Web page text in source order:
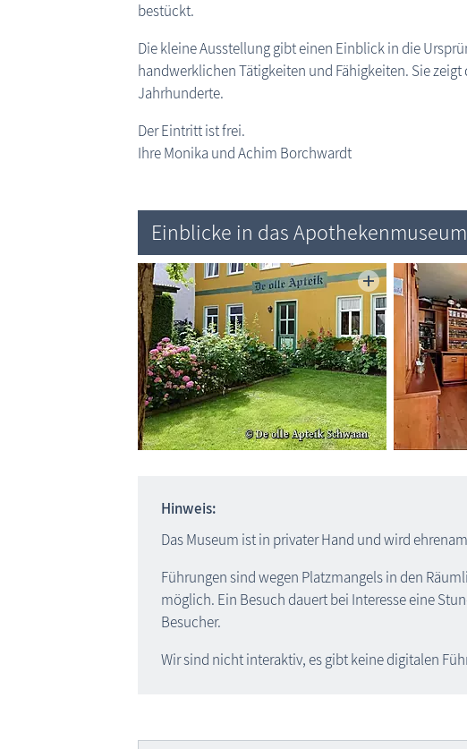
bestückt.
Die kleine Ausstellung gibt einen Einblick in die
handwerklichen Tätigkeiten und Fähigkeiten. Sie zeigt
Jahrhunderte.
Der Eintritt ist frei.
Ihre Monika und Achim Borchwardt
Einblicke in das Apothekenmuseum
Hinweis:
Das Museum ist in privater Hand und wird
Führungen sind wegen Platzmangels in den
möglich. Ein Besuch dauert bei Interesse eine
Besucher.
Wir sind nicht interaktiv, es gibt keine digitalen